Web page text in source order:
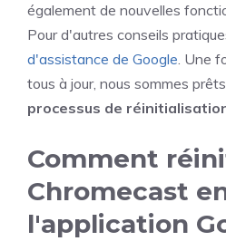
également de nouvelles
Pour d'autres conseils
d'assistance de Google. Une
tous à jour, nous sommes
processus de
Comment
Chromecast
l'application